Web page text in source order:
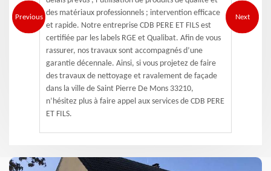
Previous des matériaux professionnels ; intervention efficace
et rapide. Notre entreprise CDB PERE ET FILS est
certifiée par les labels RGE et Qualibat. Afin de vous
rassurer, nos travaux sont accompagnés d’une
garantie décennale. Ainsi, si vous projetez de faire
des travaux de nettoyage et ravalement de façade
dans la ville de Saint Pierre De Mons 33210,
n’hésitez plus à faire appel aux services de CDB PERE
ET FILS.
Next